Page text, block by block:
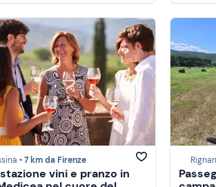
•7 km da Firenze
vini e pranzo in